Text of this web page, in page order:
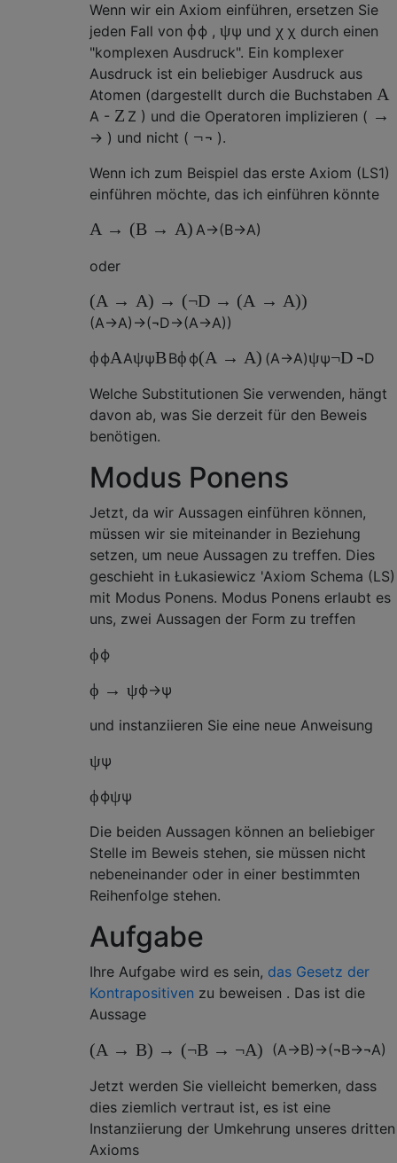
Wenn wir ein Axiom einführen, ersetzen Sie
jeden Fall von ϕϕ ,ψψ undχ χ durch einen
"komplexen Ausdruck". Ein komplexer
Ausdruck ist ein beliebiger Ausdruck aus
Atomen (dargestellt durch die Buchstaben A
A - Z Z ) und die Operatoren implizieren ( →
→ ) und nicht ( ¬¬ ).
Wenn ich zum Beispiel das erste Axiom (LS1)
einführen möchte, das ich einführen könnte
A → (B → A) A→(B→A)
oder
(A → A) → (¬D → (A → A))
(A→A) →(¬D→(A→A))
ϕϕAAψψBBϕ ϕ(A → A) (A→A)ψψ¬D ¬D
Welche Substitutionen Sie verwenden, hängt
davon ab, was Sie derzeit für den Beweis
benötigen.
Modus Ponens
Jetzt, da wir Aussagen einführen können,
müssen wir sie miteinander in Beziehung
setzen, um neue Aussagen zu treffen. Dies
geschieht in Łukasiewicz 'Axiom Schema (LS)
mit Modus Ponens. Modus Ponens erlaubt es
uns, zwei Aussagen der Form zu treffen
ϕϕ
ϕ → ψϕ→ψ
und instanziieren Sie eine neue Anweisung
ψψ
ϕϕψψ
Die beiden Aussagen können an beliebiger
Stelle im Beweis stehen, sie müssen nicht
nebeneinander oder in einer bestimmten
Reihenfolge stehen.
Aufgabe
Ihre Aufgabe wird es sein, das Gesetz der
Kontrapositiven zu beweisen . Das ist die
Aussage
(A → B) → (¬B → ¬A) (A→B) →(¬B→¬A)
Jetzt werden Sie vielleicht bemerken, dass
dies ziemlich vertraut ist, es ist eine
Instanziierung der Umkehrung unseres dritten
Axioms